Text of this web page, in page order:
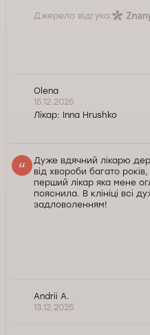
Джерело відгука:
Olena
15.12.2025
Лікар: Inna Hrushko
Дуже вдячний лікарю
від хвороби багато
перший лікар яка мене
пояснила. В клініці всі
задловоленням!
Доброго дня, Андрію.
відгук та рекомендації.
Andrii A.
13.12.2025